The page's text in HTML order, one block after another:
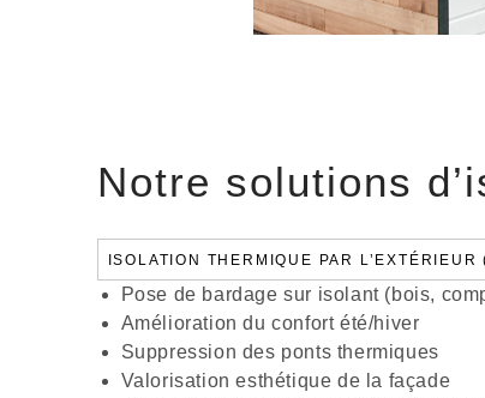
Notre solutions
ISOLATION THERMIQUE PAR L’EXTÉRIEUR
Pose de bardage sur isolant (bois,
Amélioration du confort été/hiver
Suppression des ponts thermiques
Valorisation esthétique de la façade